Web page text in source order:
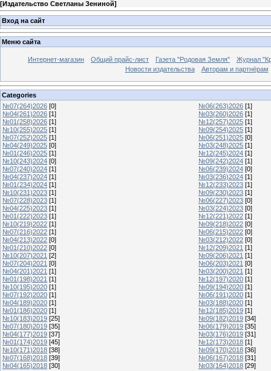
[Издательство Светланы Зениной]
Вход на сайт
Меню сайта
Интернет-магазин Общий прайс-лист Газета "Родовая Земля"
Журнал
Новости издательства
Авторам и партнёрам
Categories
№07(264)2026 [0] №06(263)2026 [1]
№04(261)2026 [1] №03(260)2026 [1]
№01(258)2026 [1] №12(257)2025 [1]
№10(255)2025 [1] №09(254)2025 [1]
№07(252)2025 [1] №06(251)2025 [0]
№04(249)2025 [0] №03(248)2025 [1]
№01(246)2025 [1] №12(245)2024 [1]
№10(243)2024 [0] №09(242)2024 [1]
№07(240)2024 [1] №06(239)2024 [0]
№04(237)2024 [1] №03(236)2024 [1]
№01(234)2024 [1] №12(233)2023 [1]
№10(231)2023 [1] №09(230)2023 [1]
№07(228)2023 [1] №06(227)2023 [0]
№04(225)2023 [1] №03(224)2023 [0]
№01(222)2023 [1] №12(221)2022 [1]
№10(219)2022 [1] №09(218)2022 [0]
№07(216)2022 [1] №06(215)2022 [0]
№04(213)2022 [0] №03(212)2022 [0]
№01(210)2022 [0] №12(209)2021 [1]
№10(207)2021 [2] №09(206)2021 [1]
№07(204)2021 [0] №06(203)2021 [0]
№04(201)2021 [1] №03(200)2021 [1]
№01(198)2021 [1] №12(197)2020 [1]
№10(195)2020 [1] №09(194)2020 [1]
№07(192)2020 [1] №06(191)2020 [1]
№04(189)2020 [1] №03(188)2020 [1]
№01(186)2020 [1] №12(185)2019 [1]
№10(183)2019 [25] №09(182)2019 [34]
№07(180)2019 [35] №06(179)2019 [35]
№04(177)2019 [37] №03(176)2019 [31]
№01(174)2019 [45] №12(173)2018 [1]
№10(171)2018 [38] №09(170)2018 [36]
№07(168)2018 [39] №06(167)2018 [31]
№04(165)2018 [30] №03(164)2018 [29]